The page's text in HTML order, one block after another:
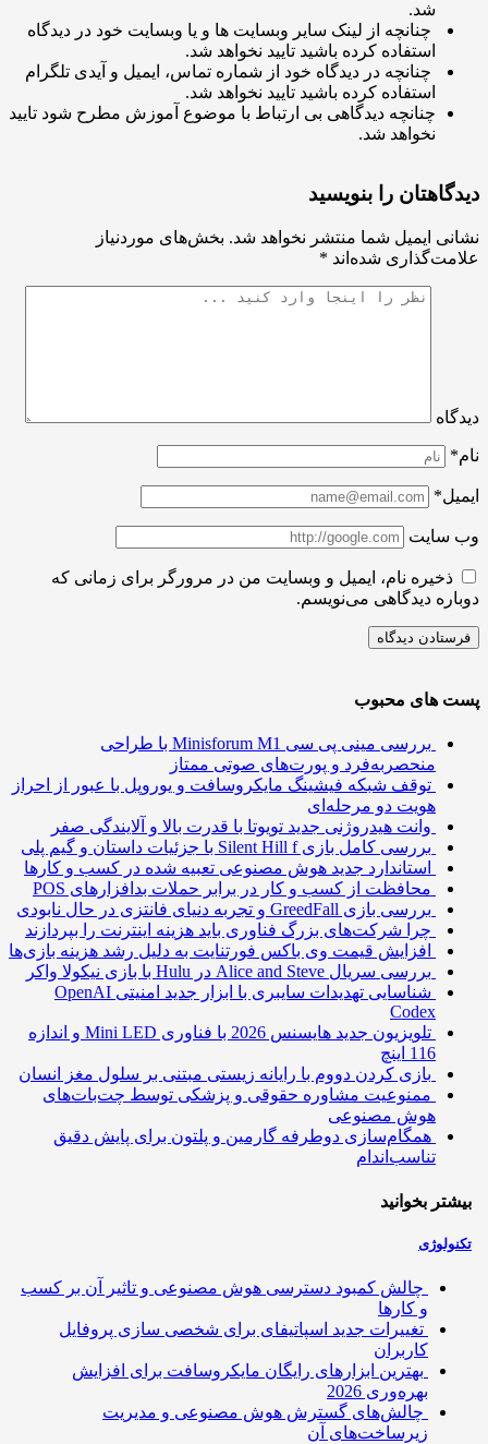
چنانچه از لینک سایر وبسایت ها و یا وبسایت خود در دیدگاه
استفاده کرده باشید تایید نخواهد شد.
چنانچه در دیدگاه خود از شماره تماس، ایمیل و آیدی تلگرام
استفاده کرده باشید تایید نخواهد شد.
چنانچه دیدگاهی بی ارتباط با موضوع آموزش مطرح شود تایید
نخواهد شد.
را بنویسید
ایمیل شما منتشر نخواهد شد. بخش‌های موردنیاز
شده‌اند*
ذخیره نام، ایمیل و وبسایت من در مرورگر برای زمانی که
دیدگاهی می‌نویسم.
های محبوب
بررسی مینی پی ‌سی Minisforum M1 با طراحی
منحصربه‌فرد و پورت‌های صوتی ممتاز
توقف شبکه فیشینگ مایکروسافت و یوروپل با عبور از احراز
هویت دو مرحله‌ای
وانت هیدروژنی جدید تویوتا با قدرت بالا و آلایندگی صفر
بررسی کامل بازی Silent Hill f با جزئیات داستان و گیم پلی
استاندارد جدید هوش مصنوعی تعبیه شده در کسب و کارها
محافظت از کسب و کار در برابر حملات بدافزارهای POS
بررسی بازی GreedFall و تجربه دنیای فانتزی در حال نابودی
چرا شرکت‌های بزرگ فناوری باید هزینه اینترنت را بپردازند
افزایش قیمت وی باکس فورتنایت به دلیل رشد هزینه بازی‌ها
بررسی سریال Alice and Steve در Hulu با بازی نیکولا واکر
شناسایی تهدیدات سایبری با ابزار جدید امنیتی OpenAI
Codex
تلویزیون جدید هایسنس 2026 با فناوری Mini LED و اندازه
بازی کردن دووم با رایانه زیستی مبتنی بر سلول مغز انسان
ممنوعیت مشاوره حقوقی و پزشکی توسط چت‌بات‌های
هوش مصنوعی
همگام‌سازی دوطرفه گارمین و پلتون برای پایش دقیق
تناسب‌اندام
بخوانید
چالش کمبود دسترسی هوش مصنوعی و تاثیر آن بر کسب
و کارها
تغییرات جدید اسپاتیفای برای شخصی سازی پروفایل
کاربران
بهترین ابزارهای رایگان مایکروسافت برای افزایش
بهره‌وری 2026
چالش‌های گسترش هوش مصنوعی و مدیریت
زیرساخت‌های آن